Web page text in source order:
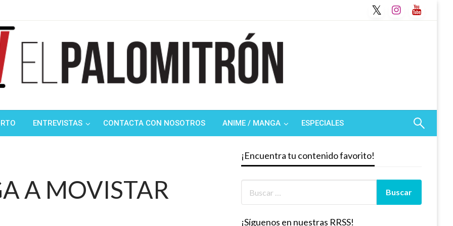
ENTREVISTAS CONTACTA CON NOSOTROS ANIME / MANGA ESPECIALES
A MOVISTAR
¡Encuentra tu contenido favorito!
¡Síguenos en nuestras RRSS!